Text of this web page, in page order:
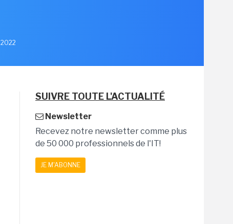
SUIVRE TOUTE L'ACTUALITÉ
Newsletter
Recevez notre newsletter comme plus
de 50 000 professionnels de l'IT!
JE M'ABONNE